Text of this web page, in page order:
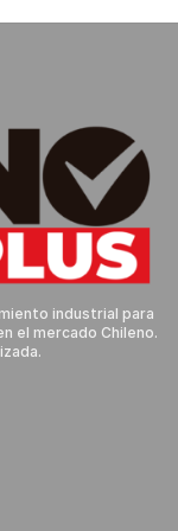
industrial para
el mercado Chileno.